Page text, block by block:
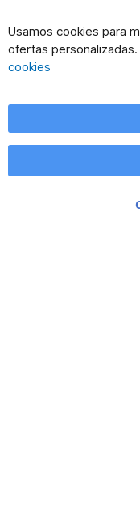
Usamos cookies para
ofertas
cookies